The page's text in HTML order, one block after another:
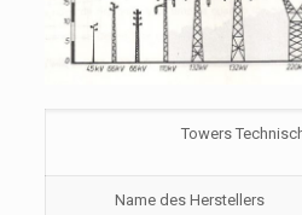
Towers
Name des Herstellers